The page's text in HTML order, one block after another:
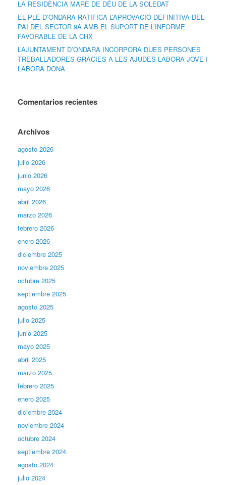
LA RESIDÈNCIA MARE DE DÉU DE LA SOLEDAT
EL PLE D’ONDARA RATIFICA L’APROVACIÓ DEFINITIVA DEL
PAI DEL SECTOR 9A AMB EL SUPORT DE L’INFORME
FAVORABLE DE LA CHX
L’AJUNTAMENT D’ONDARA INCORPORA DUES PERSONES
TREBALLADORES GRÀCIES A LES AJUDES LABORA JOVE I
LABORA DONA
Comentarios recientes
Archivos
agosto 2026
julio 2026
junio 2026
mayo 2026
abril 2026
marzo 2026
febrero 2026
enero 2026
diciembre 2025
noviembre 2025
octubre 2025
septiembre 2025
agosto 2025
julio 2025
junio 2025
mayo 2025
abril 2025
marzo 2025
febrero 2025
enero 2025
diciembre 2024
noviembre 2024
octubre 2024
septiembre 2024
agosto 2024
julio 2024